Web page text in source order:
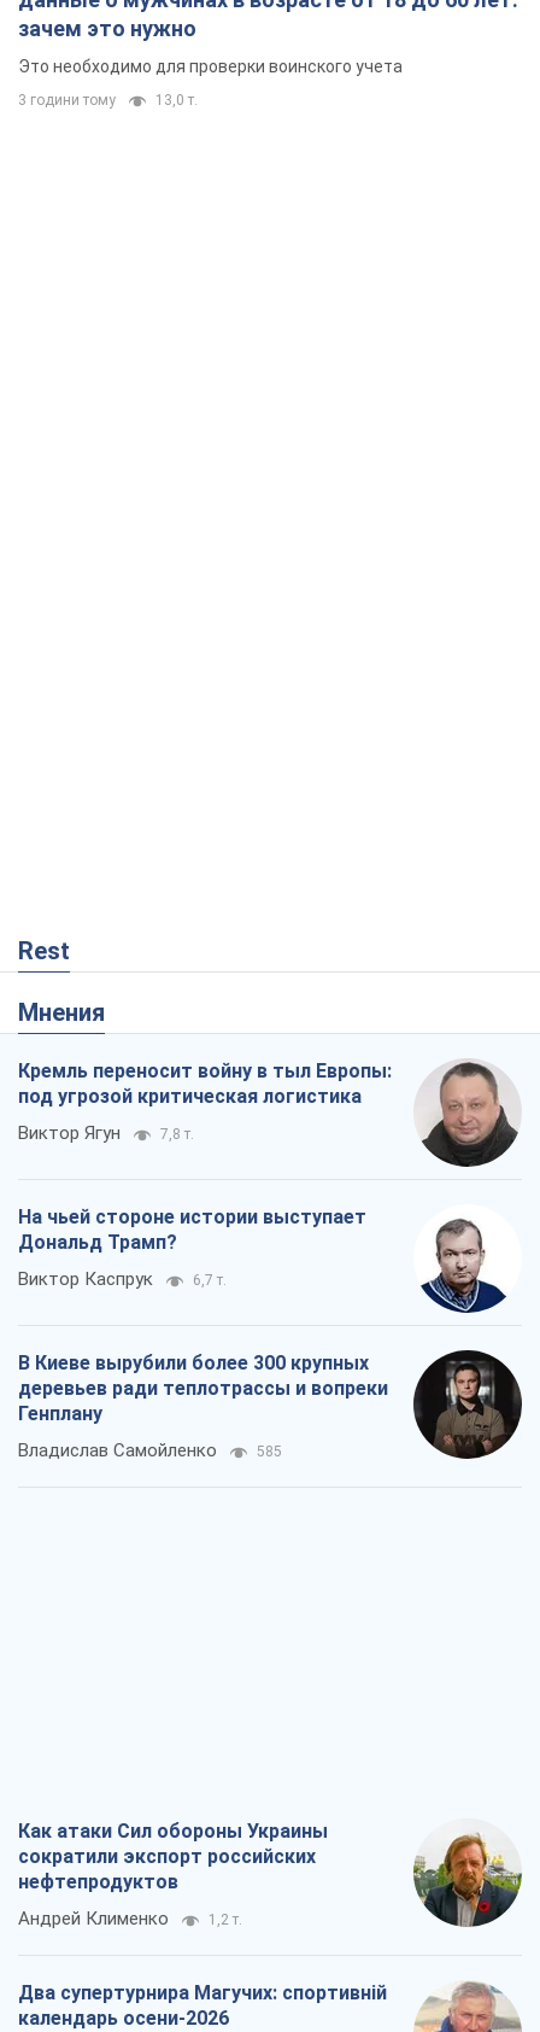
зачем это нужно
Это необходимо для проверки воинского учета
3 години тому 13,0 т.
Rest
Мнения
Кремль переносит войну в тыл Европы:
под угрозой критическая логистика
Виктор Ягун 7,8 т.
На чьей стороне истории выступает
Дональд Трамп?
Виктор Каспрук 6,7 т.
В Киеве вырубили более 300 крупных
деревьев ради теплотрассы и вопреки
Генплану
Владислав Самойленко 585
Как атаки Сил обороны Украины
сократили экспорт российских
нефтепродуктов
Андрей Клименко 1,2 т.
Два супертурнира Магучих: спортивній
календарь осени-2026